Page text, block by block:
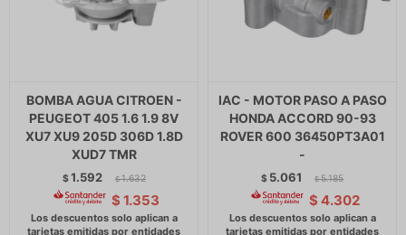
BOMBA AGUA CITROEN -
PEUGEOT 405 1.6 1.9 8V
XU7 XU9 205D 306D 1.8D
XUD7 TMR
$1.592 $ 1.632
$ 1.353
IAC - MOTOR PASO A PASO
HONDA ACCORD 90-93
ROVER 600 36450PT3A01
-
$ 5.061 $ 5.185
$ 4.302